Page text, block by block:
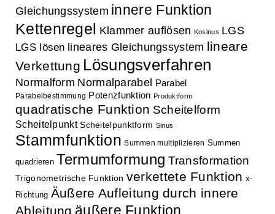
Gleichungssystem innere Funktion
Kettenregel Klammer auflösen Kosinus LGS
LGS lösen lineares Gleichungssystem lineare
Verkettung Lösungsverfahren
Normalform Normalparabel Parabel
Parabelbestimmung Potenzfunktion Produktform
quadratische Funktion Scheitelform
Scheitelpunkt Scheitelpunktform Sinus
Stammfunktion Summen multiplizieren Summen
quadrieren Termumformung Transformation
Trigonometrische Funktion verkettete Funktion x-
Richtung Äußere Aufleitung durch innere
Ableitung äußere Funktion